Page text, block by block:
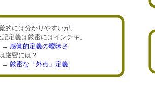
的には分かりやすいが、
義は厳密にはインチキ。
感覚的定義の曖昧さ
厳密には？
厳密な「外点」定義